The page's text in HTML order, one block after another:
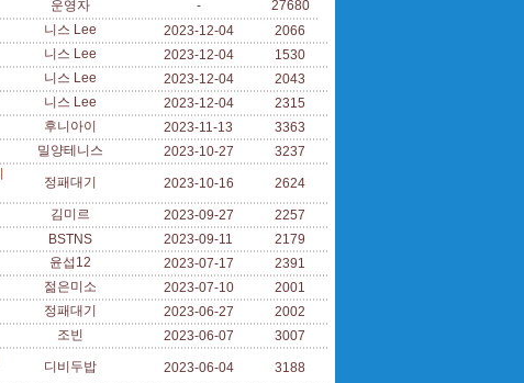
운영자 -
27680
니스 Lee 2023-12-04
2066
니스 Lee 2023-12-04
1530
니스 Lee 2023-12-04
2043
니스 Lee 2023-12-04
2315
후니아이 2023-11-13
3363
밀양테니스 2023-10-27 3237
정패대기 2023-10-16 2624
김미르 2023-09-27
2257
BSTNS 2023-09-11
2179
윤섭12 2023-07-17
2391
젊은미소 2023-07-10
2001
정패대기 2023-06-27
2002
조빈 2023-06-07 3007
디비두밥 2023-06-04 3188